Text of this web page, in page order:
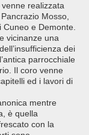
realizzata
Mosso,
Cuneo e Demonte.
vicinanze una
dei
parrocchiale
Il coro venne
ed i lavori di
mentre
è quella
con la